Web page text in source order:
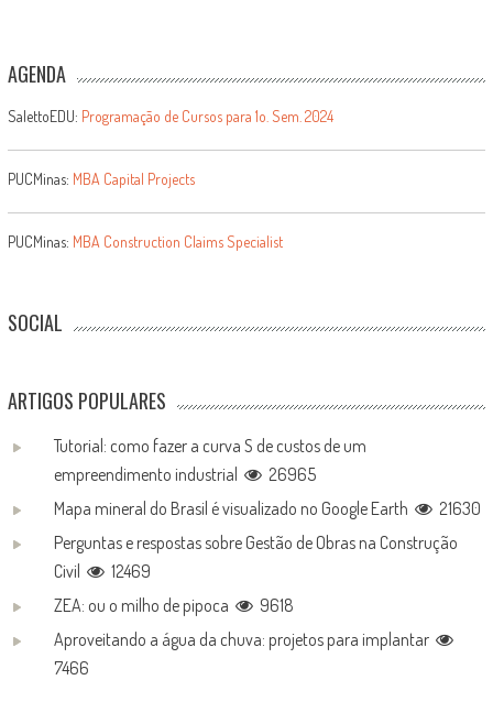
AGENDA
SalettoEDU: Programação de Cursos para 1o. Sem. 2024
PUCMinas: MBA Capital Projects
PUCMinas: MBA Construction Claims Specialist
SOCIAL
ARTIGOS POPULARES
Tutorial: como fazer a curva S de custos de um
empreendimento industrial
26965
Mapa mineral do Brasil é visualizado no Google Earth
21630
Perguntas e respostas sobre Gestão de Obras na Construção
Civil
12469
ZEA: ou o milho de pipoca
9618
Aproveitando a água da chuva: projetos para implantar
7466